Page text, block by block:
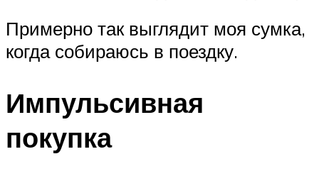
Примерно так выглядит моя сумка,
когда собираюсь в поездку.
Импульсивная
покупка